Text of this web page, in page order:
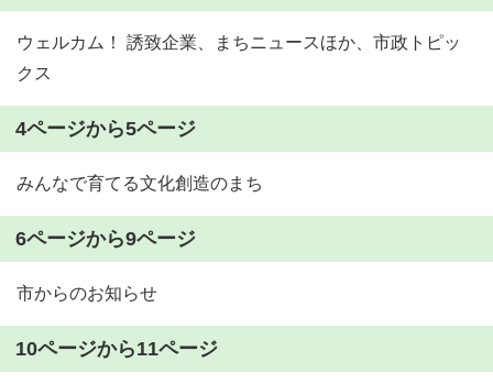
ウェルカム！ 誘致企業、まちニュースほか、市政トピッ
クス
4ページから5ページ
みんなで育てる文化創造のまち
6ページから9ページ
市からのお知らせ
10ページから11ページ